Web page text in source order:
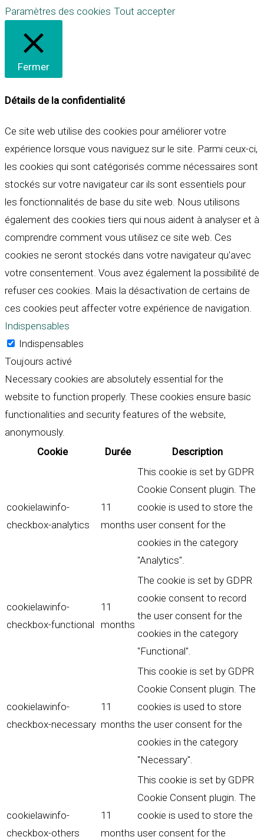
Paramètres des cookies Tout accepter
Fermer
Détails de la confidentialité
Ce site web utilise des cookies pour améliorer votre
expérience lorsque vous naviguez sur le site. Parmi ceux-ci,
les cookies qui sont catégorisés comme nécessaires sont
stockés sur votre navigateur car ils sont essentiels pour
les fonctionnalités de base du site web. Nous utilisons
également des cookies tiers qui nous aident à analyser et à
comprendre comment vous utilisez ce site web. Ces
cookies ne seront stockés dans votre navigateur qu'avec
votre consentement. Vous avez également la possibilité de
refuser ces cookies. Mais la désactivation de certains de
ces cookies peut affecter votre expérience de navigation.
Indispensables
Indispensables
Toujours activé
Necessary cookies are absolutely essential for the
website to function properly. These cookies ensure basic
functionalities and security features of the website,
anonymously.
Cookie
Durée Description
cookielawinfo-
checkbox-analytics
11
months
This cookie is set by GDPR
Cookie Consent plugin. The
cookie is used to store the
user consent for the
cookies in the category
"Analytics".
cookielawinfo-
checkbox-functional
11
months
The cookie is set by GDPR
cookie consent to record
the user consent for the
cookies in the category
"Functional".
cookielawinfo-
checkbox-necessary
11
months
This cookie is set by GDPR
Cookie Consent plugin. The
cookies is used to store
the user consent for the
cookies in the category
"Necessary".
cookielawinfo-
checkbox-others
11
months
This cookie is set by GDPR
Cookie Consent plugin. The
cookie is used to store the
user consent for the